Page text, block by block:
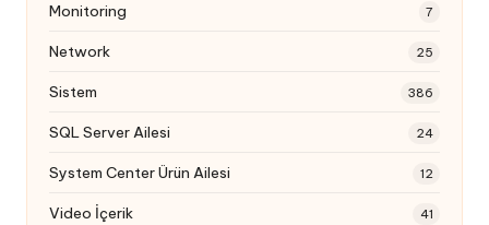
Monitoring 7
Network 25
Sistem 386
SQL Server Ailesi 24
System Center Ürün Ailesi 12
Video İçerik 41